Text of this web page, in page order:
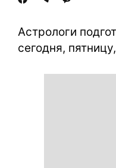
Астрологи
сегодня,